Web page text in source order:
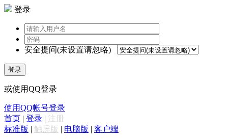
登录
安全提问(未设置请忽略)
登录
或使用QQ登录
使用QQ帐号登录
首页 | 登录 | 注册
标准版 | 触屏版 | 电脑版 | 客户端